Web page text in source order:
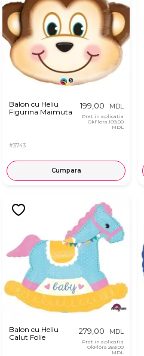
Balon cu Heliu
Figurina Maimuta
#3743
199,00 MDL
Pret in aplicatia
OkFlora 189,00
MDL
Cumpara
Balon cu Heliu
Calut Folie
279,00 MDL
Pret in aplicatia
OkFlora 269,00
MDL